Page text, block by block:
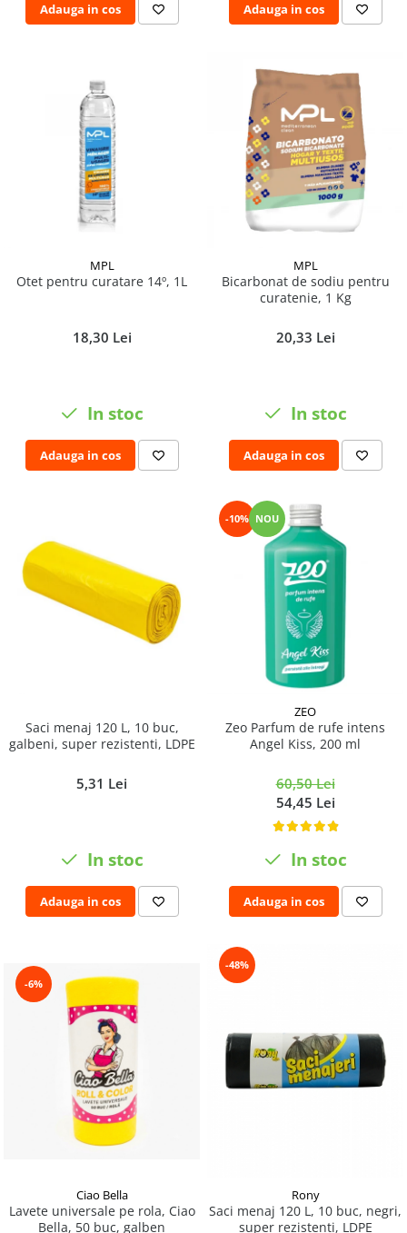
Adauga in cos Adauga in cos
MPL
Otet pentru curatare 14º, 1L
18,30 Lei
In stoc
Adauga in cos
MPL
Bicarbonat de sodiu pentru
curatenie, 1 Kg
20,33 Lei
In stoc
Adauga in cos
Saci menaj 120 L, 10 buc,
galbeni, super rezistenti, LDPE
5,31 Lei
In stoc
Adauga in cos
-10% NOU
ZEO
Zeo Parfum de rufe intens
Angel Kiss, 200 ml
60,50 Lei
54,45 Lei
In stoc
Adauga in cos
-6%
Ciao Bella
Lavete universale pe rola, Ciao
Bella, 50 buc, galben
-48%
Rony
Saci menaj 120 L, 10 buc, negri,
super rezistenti, LDPE